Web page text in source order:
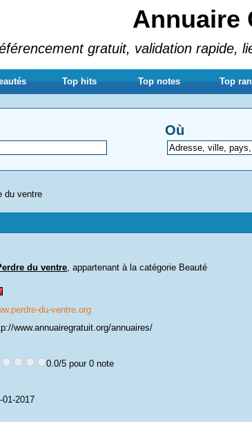
Annuaire
gratuit, validation rapide,
Top hits Top notes Top
Où
du ventre
du ventre, appartenant à la catégorie Beauté
du-ventre.org
www.annuairegratuit.org/annuaires/
0.0/5 pour 0 note
01-2017